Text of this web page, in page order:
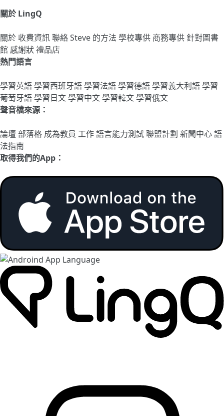
關於 LingQ
關於 收費資訊聯絡Steve 的方法 學校專供 商務專供 針對圖書
館 感謝狀禮品店
熱門語言
學習英語學習西班牙語學習法語學習德語學習義大利語學習
葡萄牙語學習日文學習中文學習韓文學習俄文
聲音檔來源：
論壇部落格 成為教員 工作語言能力測試聯盟計劃 新聞中心語
法指南
取得我們的App：